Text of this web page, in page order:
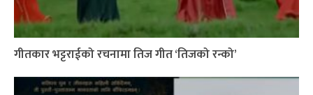
गीतकार भट्टराईको रचनामा तिज गीत ‘तिजको रन्को’